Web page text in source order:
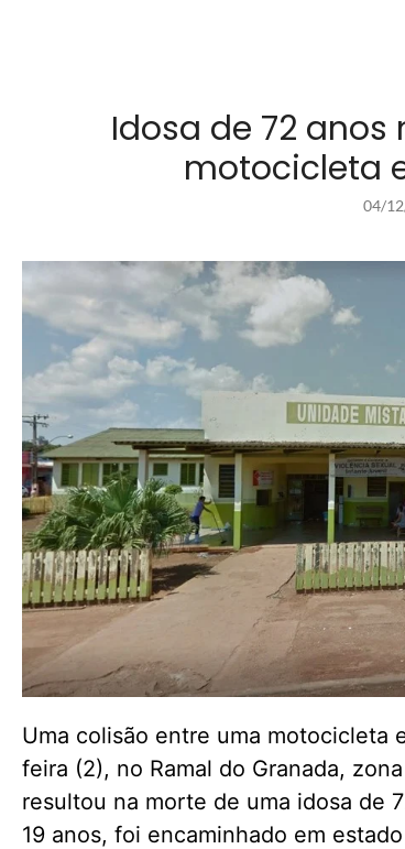
Idosa de 72
motocicleta
04/
Uma colisão entre uma motocicleta
feira (2), no Ramal do Granada,
resultou na morte de uma idosa de
19 anos, foi encaminhado em